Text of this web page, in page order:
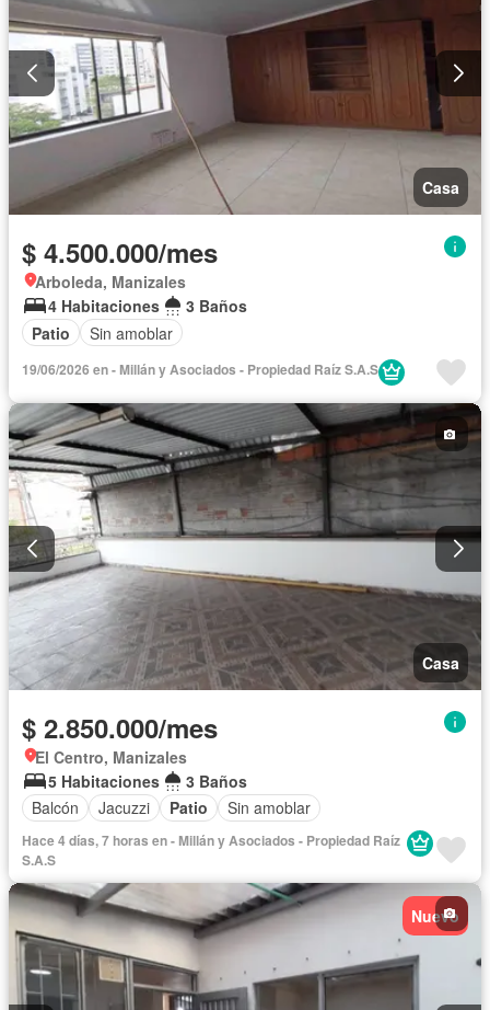
Casa
$ 4.500.000/mes
Arboleda, Manizales
4 Habitaciones
3 Baños
Patio
Sin amoblar
19/06/2026 en - Millán y Asociados - Propiedad Raíz S.A.S
Casa
$ 2.850.000/mes
El Centro, Manizales
5 Habitaciones
3 Baños
Balcón
Jacuzzi Patio Sin amoblar
Hace 4 días, 7 horas en - Millán y Asociados - Propiedad Raíz
S.A.S
Nuevo